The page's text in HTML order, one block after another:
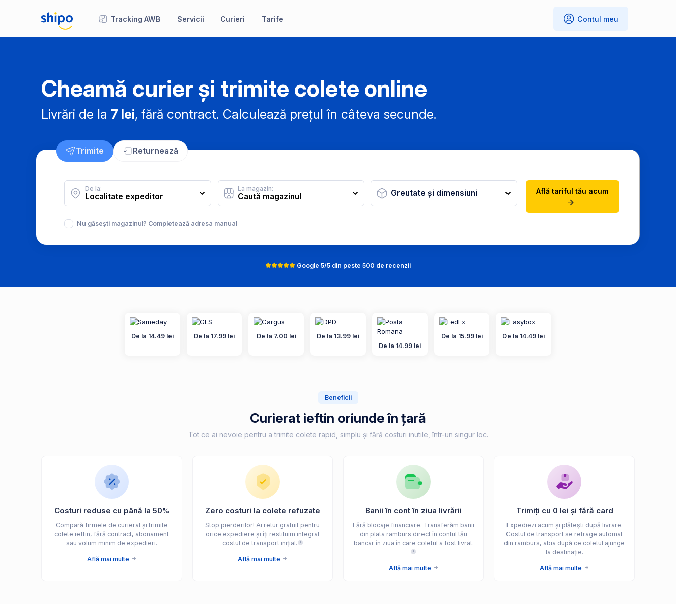
Tracking AWB Servicii Curieri Tarife Contul meu
Cheamă curier și trimite colete online
Livrări de la 7 lei, fără contract. Calculează prețul în câteva secunde.
Trimite Returnează
De la: La magazin: Greutate și dimensiuni Află tariful tău acum
Nu găsești magazinul? Completează adresa manual
Google 5/5 din peste 500 de recenzii
De la 14.49 lei De la 17.99 lei De la 7.00 lei
De la 13.99 lei
De la 14.99 lei
De la 15.99 lei De la 14.49 lei
Beneficii
Curierat ieftin oriunde în țară
Tot ce ai nevoie pentru a trimite colete rapid, simplu și fără costuri inutile, într-un singur loc.
Costuri reduse cu până la 50%
Compară firmele de curierat și trimite
colete ieftin, fără contract, abonament
sau volum minim de expedieri.
Află mai multe
Zero costuri la colete refuzate
Stop pierderilor! Ai retur gratuit pentru
orice expediere și îți restituim integral
costul de transport inițial.
Află mai multe
Banii în cont în ziua livrării
Fără blocaje financiare. Transferăm banii
din plata ramburs direct în contul tău
bancar în ziua în care coletul a fost livrat.
Află mai multe
Trimiți cu 0 lei și fără card
Expediezi acum și plătești după livrare.
Costul de transport se retrage automat
din ramburs, abia după ce coletul ajunge
la destinație.
Află mai multe